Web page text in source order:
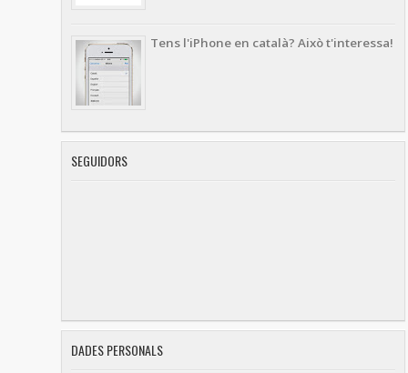
Tens l'iPhone en català? Això t'interessa!
SEGUIDORS
DADES PERSONALS